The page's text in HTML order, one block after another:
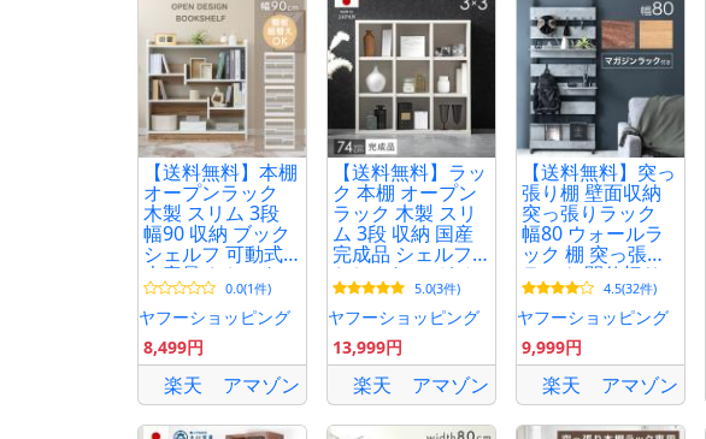
【送料無料】本棚
オープンラック
木製 スリム 3段
幅90 収納 ブック
シェルフ 可動式
大容量 おしゃれ
リビング 0.0(1件)
ヤフーショッピング
8,499円
楽天 アマゾン
【送料無料】ラッ
ク 本棚 オープン
ラック 木製 スリ
ム 3段 収納 国産
完成品 シェルフ
おしゃれ マガジ
ンラック ロータ
イプ
5.0(3件)
ヤフーショッピング
13,999円
楽天 アマゾン
【送料無料】突っ
張り棚 壁面収納
突っ張りラック
幅80 ウォールラ
ック 棚 突っ張り
ラック 間仕切り
おしゃれ 賃貸 ウ
ォールシェルフ
収納 突っ張り棒
スリム
4.5(32件)
ヤフーショッピング
9,999円
楽天 アマゾン